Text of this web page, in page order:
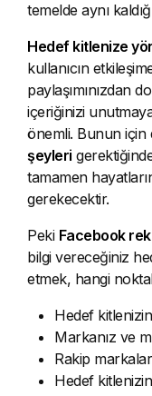
temelde aynı
Hedef kitlenize
kullanıcın
paylaşımınızdan
içeriğinizi
önemli. Bunun için
şeyleri
tamamen
gerekecektir.
Peki Facebook
bilgi vereceğiniz
etmek, hangi
Hedef
Markanız ve
Rakip
Hedef